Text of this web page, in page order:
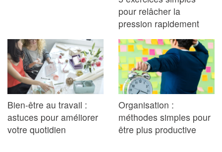
pour relâcher la
pression rapidement
Bien-être au travail :
astuces pour améliorer
votre quotidien
Organisation :
méthodes simples pour
être plus productive